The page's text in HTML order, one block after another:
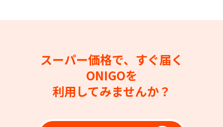
スーパー価格で、すぐ届く
ONIGOを
利用してみませんか？